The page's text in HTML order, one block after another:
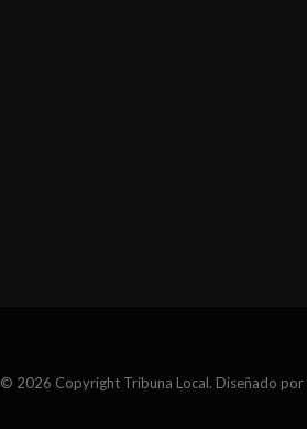
© 2026 Copyright Tribuna Local. Diseñado por